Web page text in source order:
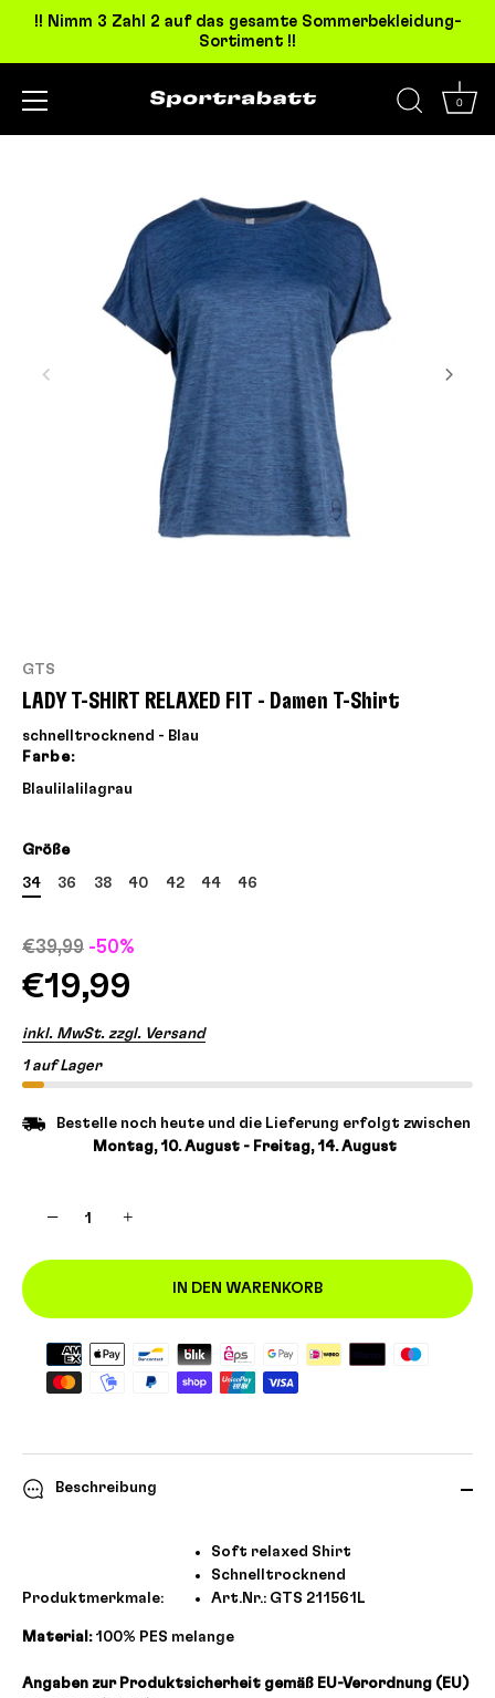
!! Nimm 3 Zahl 2 auf das gesamte Sommerbekleidung-
Sortiment !!
0
GTS
LADY T-SHIRT RELAXED FIT - Damen T-Shirt
schnelltrocknend - Blau
Farbe:
Blau lila lilagrau
Größe
34 36 38 40 42 44 46
€39,99 -50%
€19,99
inkl. MwSt. zzgl. Versand
1 auf Lager
Bestelle noch heute und die Lieferung erfolgt zwischen
Montag, 10. August - Freitag, 14. August
− +
IN DEN WARENKORB
Beschreibung
Produktmerkmale:
Soft relaxed Shirt
Schnelltrocknend
Art.Nr.: GTS 211561L
Material:100% PES melange
Angaben zur Produktsicherheit gemäß EU-Verordnung (EU)